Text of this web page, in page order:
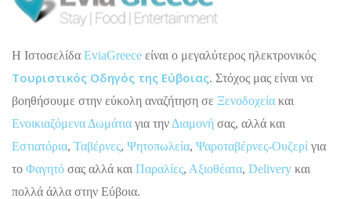
H Ιστοσελίδα EviaGreece είναι ο μεγαλύτερος ηλεκτρονικός
Τουριστικός Οδηγός της Εύβοιας. Στόχος μας είναι να
βοηθήσουμε στην εύκολη αναζήτηση σε Ξενοδοχεία και
Ενοικιαζόμενα Δωμάτια για την Διαμονή σας, αλλά και
Εστιατόρια, Ταβέρνες, Ψητοπωλεία, Ψαροταβέρνες-Ουζερί για
το Φαγητό σας αλλά και Παραλίες, Αξιοθέατα, Delivery και
πολλά άλλα στην Εύβοια.